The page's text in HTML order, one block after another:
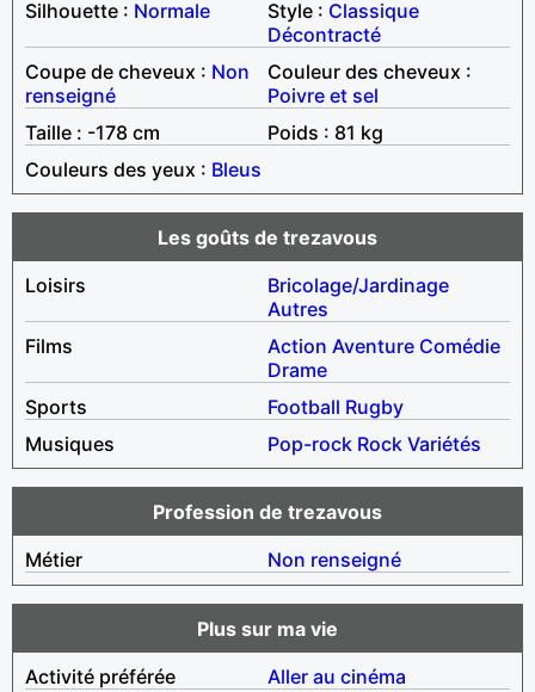
Silhouette : Normale Style : Classique
Décontracté
Coupe de cheveux : Non
renseigné
Couleur des cheveux :
Poivre et sel
Taille : -178 cm
Poids : 81 kg
Couleurs des yeux : Bleus
Les goûts de trezavous
Loisirs
Bricolage/Jardinage
Autres
Films
Action Aventure Comédie
Drame
Sports
Football Rugby
Musiques
Pop-rock Rock Variétés
Profession de trezavous
Métier
Non renseigné
Plus sur ma vie
Activité préférée
Aller au cinéma